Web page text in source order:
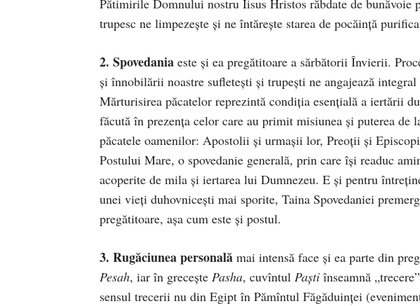
trupesc ne limpezeşte şi ne întăreşte starea de pocăinţă
2. Spovedania este şi ea pregătitoare a sărbătorii Învierii.
şi înnobilării noastre sufleteşti şi trupeşti ne angajează
Mărturisirea păcatelor reprezintă condiţia esenţială a iertării
făcută în prezenţa celor care au primit misiunea şi puterea
păcatele oamenilor: Apostolii şi urmaşii lor, Preoţii şi
Postului Mare, o spovedanie generală, prin care îşi readuc
acoperite de mila şi iertarea lui Dumnezeu. E şi pentru
unei vieţi duhovniceşti mai sporite, Taina Spovedaniei
pregătitoare, aşa cum este şi postul.
3. Rugăciunea personală mai intensă face şi ea parte din
Pesah, iar în greceşte Pasha, cuvîntul Paşti înseamnă
sensul trecerii nu din Egipt în Pămîntul Făgăduinţei